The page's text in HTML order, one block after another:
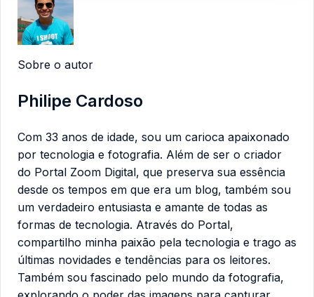
Sobre o autor
Philipe Cardoso
Com 33 anos de idade, sou um carioca apaixonado
por tecnologia e fotografia. Além de ser o criador
do Portal Zoom Digital, que preserva sua essência
desde os tempos em que era um blog, também sou
um verdadeiro entusiasta e amante de todas as
formas de tecnologia. Através do Portal,
compartilho minha paixão pela tecnologia e trago as
últimas novidades e tendências para os leitores.
Também sou fascinado pelo mundo da fotografia,